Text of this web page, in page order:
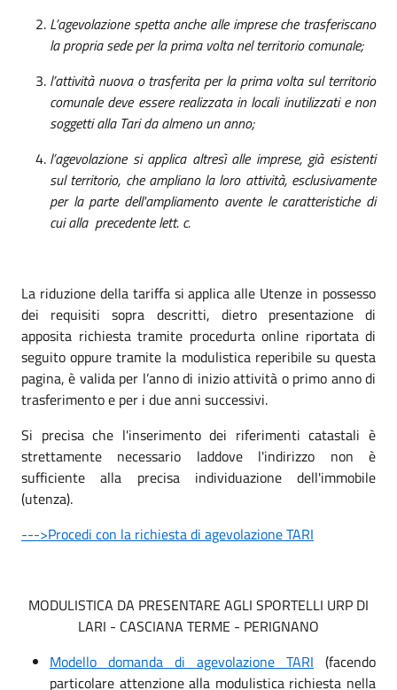
L’agevolazione spetta anche alle imprese che trasferiscano
la propria sede per la prima volta nel territorio comunale;
l’attività nuova o trasferita per la prima volta sul territorio
comunale deve essere realizzata in locali inutilizzati e non
soggetti alla Tari da almeno un anno;
l’agevolazione si applica altresì alle imprese, già esistenti
sul territorio, che ampliano la loro attività, esclusivamente
per la parte dell'ampliamento avente le caratteristiche di
cui alla precedente lett. c.
La riduzione della tariffa si applica alle Utenze in possesso
dei requisiti sopra descritti, dietro presentazione di
apposita richiesta tramite procedurta online riportata di
seguito oppure tramite la modulistica reperibile su questa
pagina, è valida per l’anno di inizio attività o primo anno di
trasferimento e per i due anni successivi.
Si precisa che l'inserimento dei riferimenti catastali è
strettamente necessario laddove l'indirizzo non è
sufficiente alla precisa individuazione dell'immobile
(utenza).
--->Procedi con la richiesta di agevolazione TARI
MODULISTICA DA PRESENTARE AGLI SPORTELLI URP DI
LARI - CASCIANA TERME - PERIGNANO
Modello domanda di agevolazione TARI (facendo
particolare attenzione alla modulistica richiesta nella